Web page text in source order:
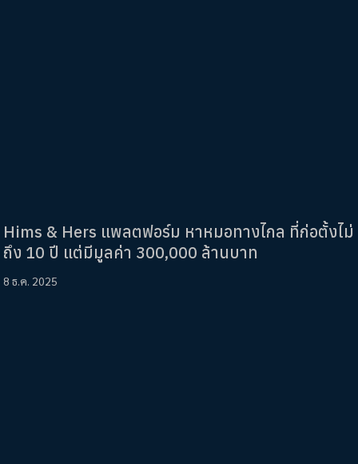
Hims & Hers แพลตฟอร์ม หาหมอทางไกล ที่ก่อตั้งไม่
ถึง 10 ปี แต่มีมูลค่า 300,000 ล้านบาท
8 ธ.ค. 2025